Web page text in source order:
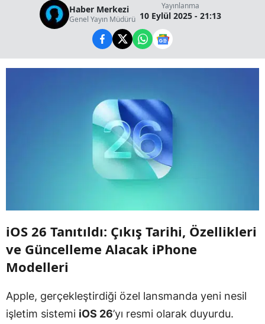
Haber Merkezi
Genel Yayın Müdürü
Yayınlanma
10 Eylül 2025 - 21:13
iOS 26 Tanıtıldı: Çıkış Tarihi, Özellikleri
ve Güncelleme Alacak iPhone
Modelleri
Apple, gerçekleştirdiği özel lansmanda yeni nesil
işletim sistemi iOS 26’yı resmi olarak duyurdu.